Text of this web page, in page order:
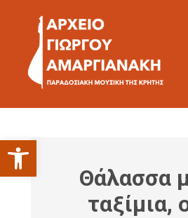
Ανοίξτε τη γραμμή εργαλείων
Θάλασσα
ταξίμια,